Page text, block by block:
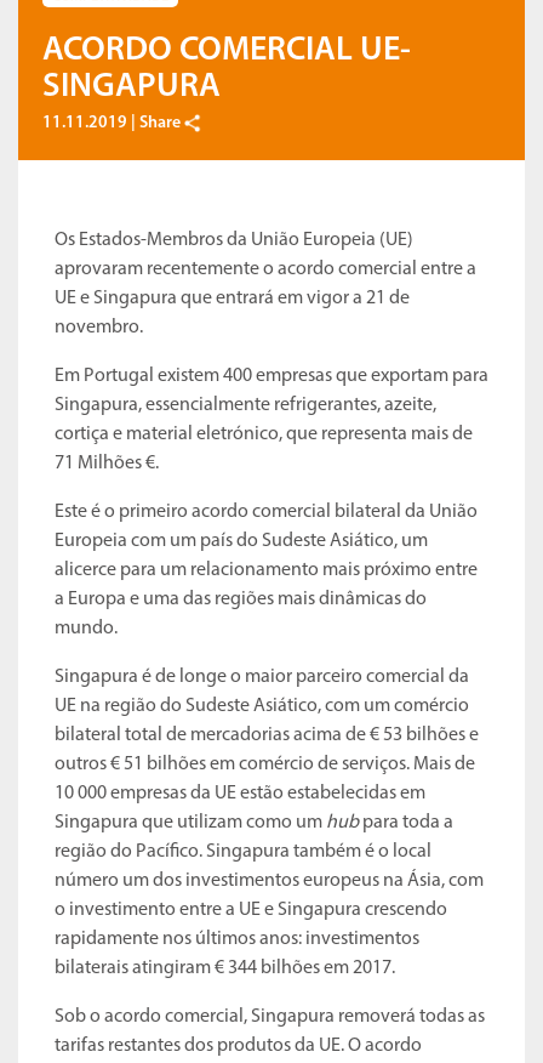
ACORDO COMERCIAL UE-
SINGAPURA
11.11.2019 | Share
Os Estados-Membros da União Europeia (UE)
aprovaram recentemente o acordo comercial entre a
UE e Singapura que entrará em vigor a 21 de
novembro.
Em Portugal existem 400 empresas que exportam para
Singapura, essencialmente refrigerantes, azeite,
cortiça e material eletrónico, que representa mais de
71 Milhões €.
Este é o primeiro acordo comercial bilateral da União
Europeia com um país do Sudeste Asiático, um
alicerce para um relacionamento mais próximo entre
a Europa e uma das regiões mais dinâmicas do
mundo.
Singapura é de longe o maior parceiro comercial da
UE na região do Sudeste Asiático, com um comércio
bilateral total de mercadorias acima de € 53 bilhões e
outros € 51 bilhões em comércio de serviços. Mais de
10 000 empresas da UE estão estabelecidas em
Singapura que utilizam como um hubpara toda a
região do Pacífico. Singapura também é o local
número um dos investimentos europeus na Ásia, com
o investimento entre a UE e Singapura crescendo
rapidamente nos últimos anos: investimentos
bilaterais atingiram € 344 bilhões em 2017.
Sob o acordo comercial, Singapura removerá todas as
tarifas restantes dos produtos da UE. O acordo